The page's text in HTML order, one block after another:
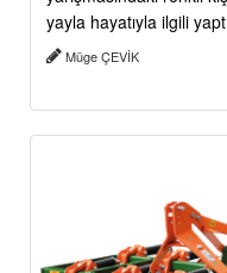
yayla hayatıyla ilgili
Müge ÇEVİK